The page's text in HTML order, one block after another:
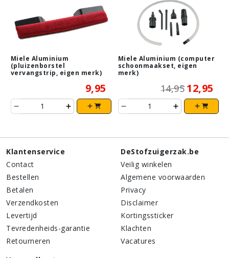
Miele Aluminium
(pluizenborstel
vervangstrip, eigen merk)
9,95
Miele Aluminium (computer
schoonmaakset, eigen
merk)
14,95 12,95
Klantenservice
Contact
Bestellen
Betalen
Verzendkosten
Levertijd
Tevredenheids-garantie
Retourneren
DeStofzuigerzak.be
Veilig winkelen
Algemene voorwaarden
Privacy
Disclaimer
Kortingssticker
Klachten
Vacatures